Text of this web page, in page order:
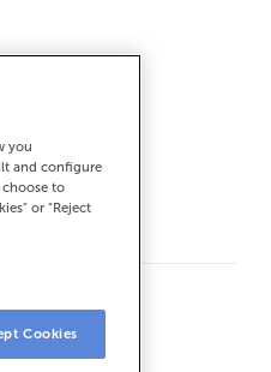
you
and configure
to
or "Reject
Cookies